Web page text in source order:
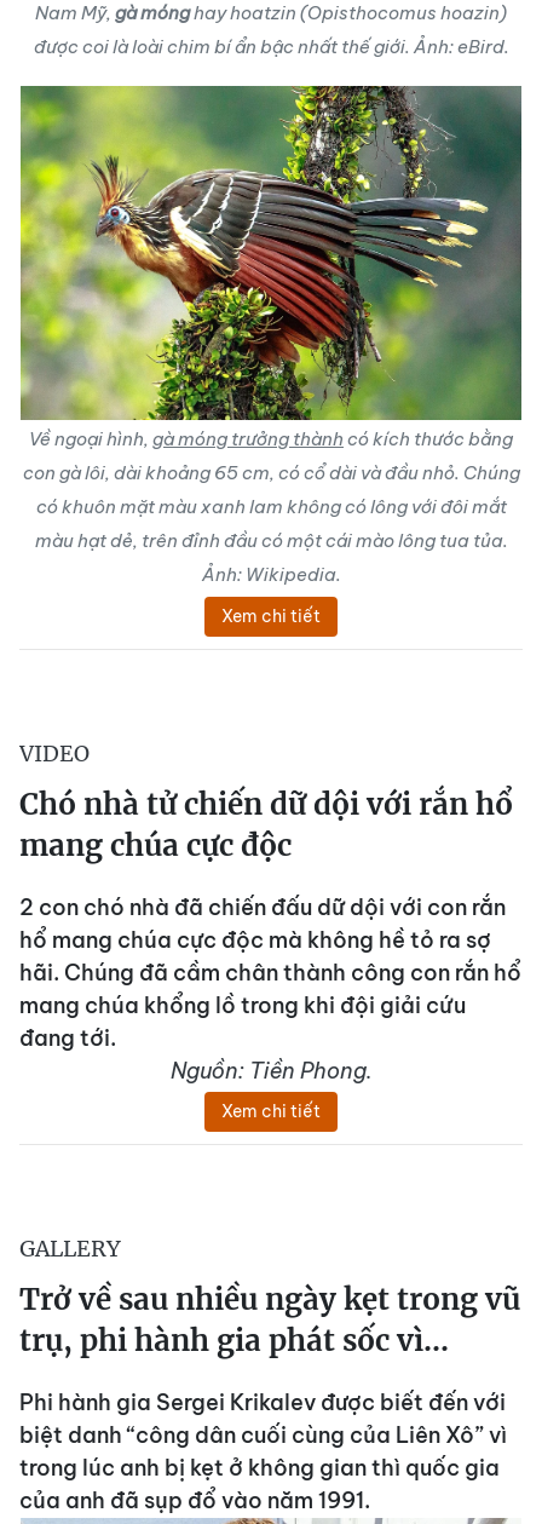
Nam Mỹ, gà mónghayhoatzin (Opisthocomus hoazin)
được coi là loài chim bí ẩn bậc nhất thế giới. Ảnh: eBird.
Về ngoại hình, gà móng trưởng thành có kích thước bằng
con gà lôi, dài khoảng 65 cm, có cổ dài và đầu nhỏ. Chúng
có khuôn mặt màu xanh lam không có lông với đôi mắt
màu hạt dẻ, trên đỉnh đầu có một cái mào lông tua tủa.
Ảnh: Wikipedia.
Xem chi tiết
VIDEO
Chó nhà tử chiến dữ dội với rắn hổ
mang chúa cực độc
2 con chó nhà đã chiến đấu dữ dội với con rắn
hổ mang chúa cực độc mà không hề tỏ ra sợ
hãi. Chúng đã cầm chân thành công con rắn hổ
mang chúa khổng lồ trong khi đội giải cứu
đang tới.
Nguồn: Tiền Phong.
Xem chi tiết
GALLERY
Trở về sau nhiều ngày kẹt trong vũ
trụ, phi hành gia phát sốc vì...
Phi hành gia Sergei Krikalev được biết đến với
biệt danh “công dân cuối cùng của Liên Xô” vì
trong lúc anh bị kẹt ở không gian thì quốc gia
của anh đã sụp đổ vào năm 1991.